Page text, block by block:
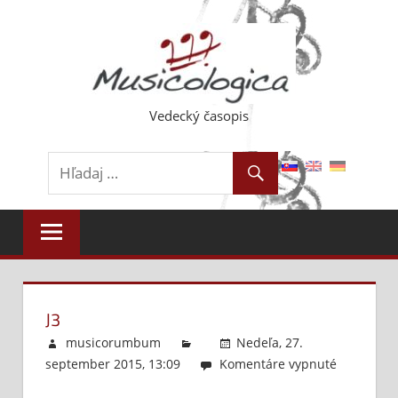
Vedecký časopis
J3
musicorumbum
Nedeľa, 27.
september 2015, 13:09
Komentáre vypnuté